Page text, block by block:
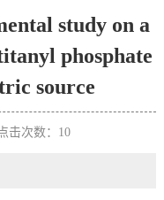
study on a
phosphate
source
次数： 10